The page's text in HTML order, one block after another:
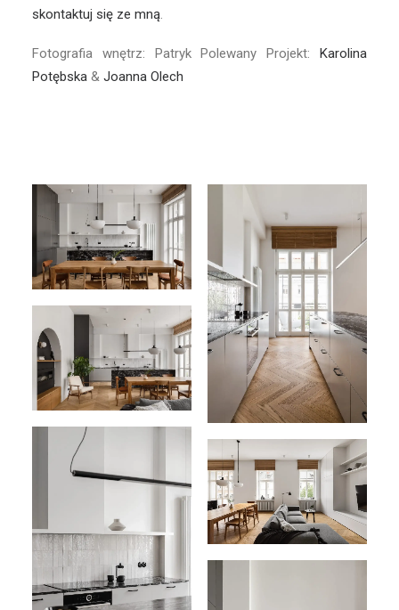
skontaktuj się ze mną.
Fotografia wnętrz: Patryk Polewany Projekt: Karolina
Potębska & Joanna Olech